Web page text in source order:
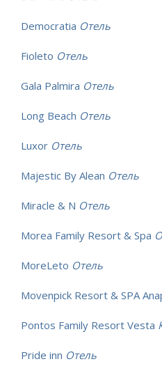
Democratia Отель
Fioleto Отель
Gala Palmira Отель
Long Beach Отель
Luxor Отель
Majestic By Alean Отель
Miracle & N Отель
Morea Family Resort & Spa
MoreLeto Отель
Movenpick Resort & SPA
Pontos Family Resort Vesta
Pride inn Отель